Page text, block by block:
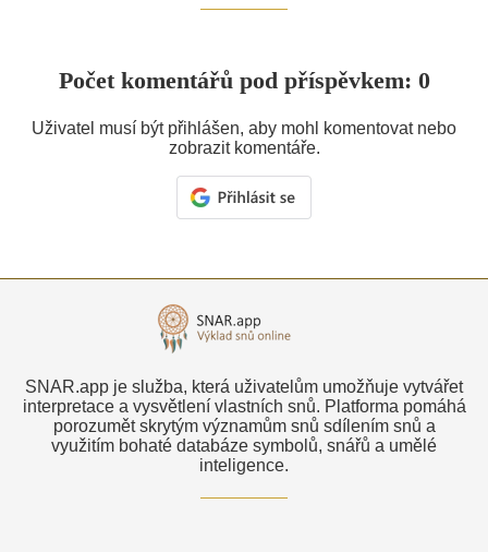
Počet komentářů pod příspěvkem: 0
Uživatel musí být přihlášen, aby mohl komentovat nebo
zobrazit komentáře.
SNAR.app je služba, která uživatelům umožňuje vytvářet
interpretace a vysvětlení vlastních snů. Platforma pomáhá
porozumět skrytým významům snů sdílením snů a
využitím bohaté databáze symbolů, snářů a umělé
inteligence.